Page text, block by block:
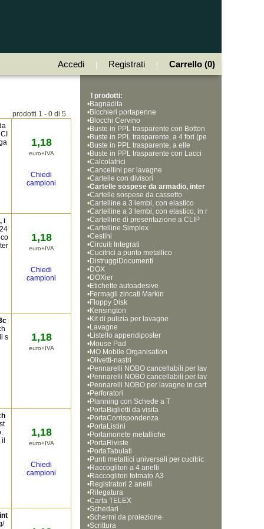
Accedi Registrati Carrello (0)
prodotti 1 - 0 di 5.
1,18
euro+IVA
Chiedi
campioni
i
1,18
euro+IVA
Chiedi
campioni
s
1,18
euro+IVA
1,18
euro+IVA
Chiedi
campioni
I prodotti:
•Bagnadita
•Bicchieri portapenne
•Blocchi Cervino
•Buste in PPL trasparente con Botton
e
•Buste in PPL trasparente, a 4 fori (pe
rforazione universale)
•Buste in PPL trasparente, a elle
•Buste in PPL trasparente con Lacci
o e Soffietto, formato A4
•Calcolatrici
•Cancellini per lavagne
•Cartelle con divisori
•Cartelle sospese da armadio, inter
asse 33cm
•Cartelle sospese da cassetto
•Cartelline a 3 lembi, con elastico
•Cartelline a 3 lembi, con elastico, in r
obusto polipropilene
•Cartelline di presentazione a CLIP
•Cartelline Simplex
•Cestini
•Circuiti Integrati
•Cucitrici a punto metallico
•DistruggiDocumenti
•DOX
•DOXier
•Etichette autoadesive
•Fermagli zincati Markin
•Floppy Disk
•Kensington
•Kit di pulizia per lavagne
•Lavagne
•Listello appendiposter
•Mouse Pad
•MO Mobile Organisation
•Olivetti-nastri
•Pennarelli NOBO cancellabili per lav
agne bianche, punta tonda da 1 mm
•Pennarelli NOBO cancellabili per lav
agne bianche, punta tonda da 3 mm
•Pennarelli NOBO per lavagne in cart
a, punta a scalpello
•Perforatori
•Planning con Schede a T
•PortaBiglietti da visita
•PortaCorrispondenza
•PortaListini
•Portamonete metalliche
•PortaRiviste
•PortaTabulati
•Punti metallici universali per cucitric
e
•Raccoglitori a 4 anelli
•Raccoglitori fotmato A3
•Registratori 2 anelli
•Rilegatura
•Carta TELEX
•Schedari
•Schermi da proiezione
•Scrittura